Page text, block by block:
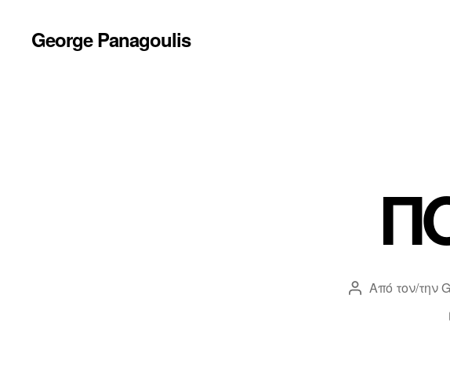
George Panagoulis
Συντάκτης
Από τον/την